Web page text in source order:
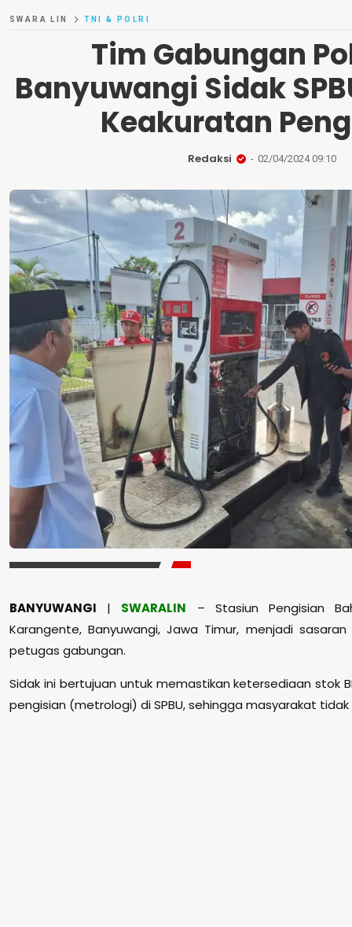
SWARA LIN TNI & POLRI
Tim Gabungan
Banyuwangi Sidak
Keakuratan
Redaksi 02/04/2024 09:10
BANYUWANGI | SWARALIN – Stasiun Pengisian
Karangente, Banyuwangi, Jawa Timur, menjadi
petugas gabungan.
Sidak ini bertujuan untuk memastikan ketersediaan stok
pengisian (metrologi) di SPBU, sehingga masyarakat tidak